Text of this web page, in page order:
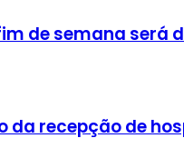
de semana será
da recepção de